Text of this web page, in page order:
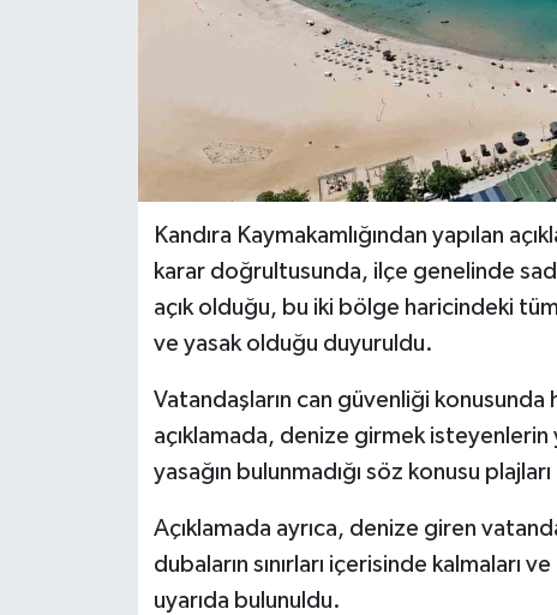
Kandıra Kaymakamlığından yapılan
karar doğrultusunda, ilçe genelinde
açık olduğu, bu iki bölge haricindeki
ve yasak olduğu duyuruldu.
Vatandaşların can güvenliği
açıklamada, denize girmek
yasağın bulunmadığı söz konusu
Açıklamada ayrıca, denize giren
dubaların sınırları içerisinde kalmaları
uyarıda bulunuldu.